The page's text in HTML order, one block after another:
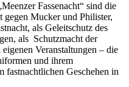
Fassenacht“ sind die
gegen Mucker und Philister,
als Geleitschutz des
als Schutzmacht der
Veranstaltungen – die
und ihrem
fastnachtlichen Geschehen in